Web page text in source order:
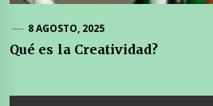
8 AGOSTO, 2025
Qué es la Creatividad?
Navegación